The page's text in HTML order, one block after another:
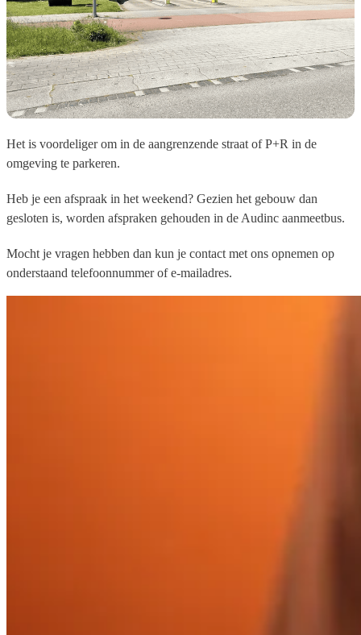
Het is voordeliger om in de aangrenzende straat of P+R in de
omgeving te parkeren.
Heb je een afspraak in het weekend? Gezien het gebouw dan
gesloten is, worden afspraken gehouden in de Audinc aanmeetbus.
Mocht je vragen hebben dan kun je contact met ons opnemen op
onderstaand telefoonnummer of e-mailadres.